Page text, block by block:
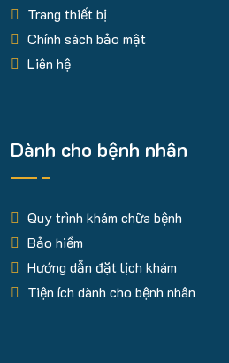
Trang thiết bị
Chính sách bảo mật
Liên hệ
Dành cho bệnh nhân
Quy trình khám chữa bệnh
Bảo hiểm
Hướng dẫn đặt lịch khám
Tiện ích dành cho bệnh nhân